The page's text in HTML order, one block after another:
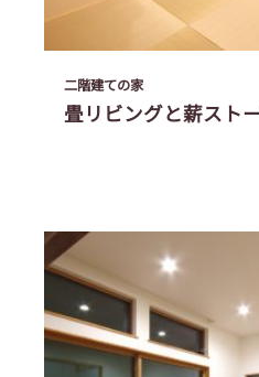
二階建ての家
畳リビングと薪スト